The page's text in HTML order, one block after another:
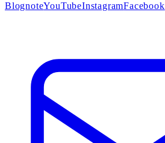
BlognoteYouTubeInstagramFacebook